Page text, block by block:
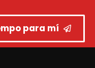
para mí